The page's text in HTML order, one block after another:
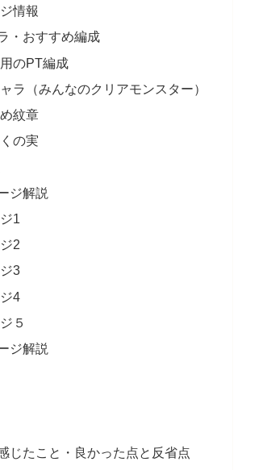
情報
・おすすめ編成
のPT編成
ラ（みんなのクリアモンスター）
紋章
の実
ジ解説
1
2
3
4
５
ジ解説
じたこと・良かった点と反省点